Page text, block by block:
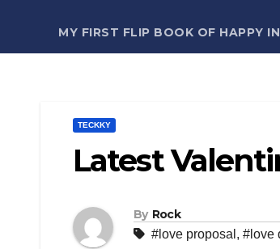
MY FIRST FLIP BOOK OF HAPPY
TECKKY
Latest
By Rock
#love proposal , #love